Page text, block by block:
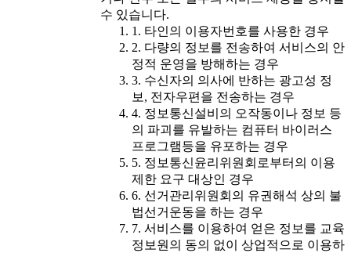
수 있습니다.
1. 타인의 이용자번호를 사용한 경우
2. 다량의 정보를 전송하여 서비스의 안
정적 운영을 방해하는 경우
3. 수신자의 의사에 반하는 광고성 정
보, 전자우편을 전송하는 경우
4. 정보통신설비의 오작동이나 정보 등
의 파괴를 유발하는 컴퓨터 바이러스
프로그램등을 유포하는 경우
5. 정보통신윤리위원회로부터의 이용
제한 요구 대상인 경우
6. 선거관리위원회의 유권해석 상의 불
법선거운동을 하는 경우
7. 서비스를 이용하여 얻은 정보를 교육
정보원의 동의 없이 상업적으로 이용하